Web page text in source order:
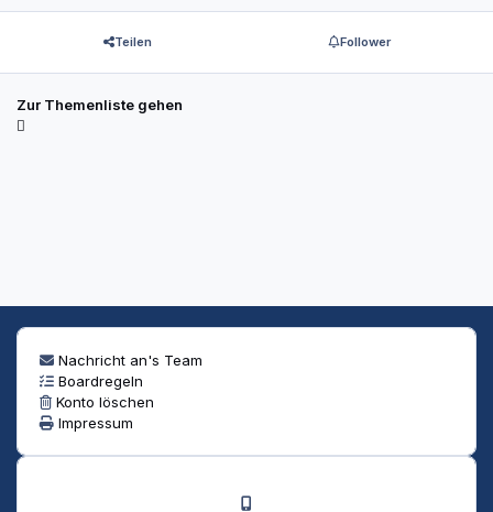
Teilen Follower
Zur Themenliste gehen
Nachricht an's Team
Boardregeln
Konto löschen
Impressum